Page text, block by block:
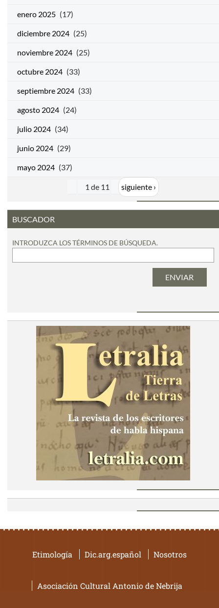
enero 2025 (17)
diciembre 2024 (25)
noviembre 2024 (25)
octubre 2024 (33)
septiembre 2024 (33)
agosto 2024 (24)
julio 2024 (34)
junio 2024 (29)
mayo 2024 (37)
1 de 11 siguiente ›
BUSCADOR
INTRODUZCA LOS TÉRMINOS DE BÚSQUEDA.
Etimología Dic.arg.español Nosotros
Asociación Cultural Antonio de Nebrija